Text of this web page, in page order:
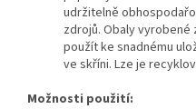
udržitelně
zdrojů. Obaly
použít ke snadnému
ve skříni. Lze je
Možnosti použití: